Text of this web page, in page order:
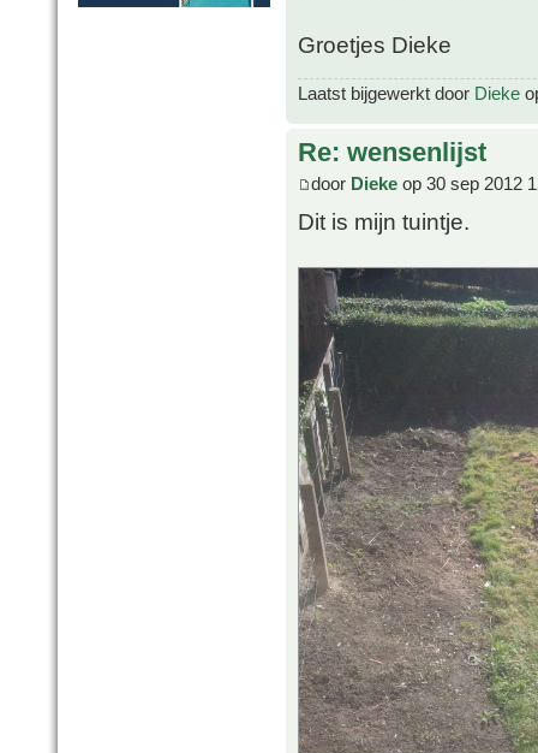
Groetjes Dieke
Laatst bijgewerkt door Dieke
Re: wensenlijst
door Dieke op 30 sep 2012
Dit is mijn tuintje.